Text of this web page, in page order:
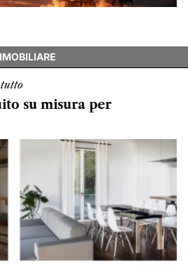
su misura per